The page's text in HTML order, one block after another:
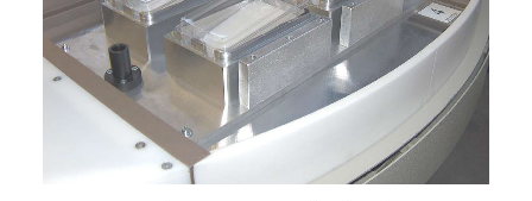
ITALIANO